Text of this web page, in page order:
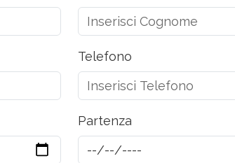
Telefono
Partenza